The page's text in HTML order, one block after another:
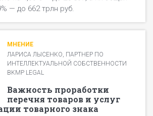
— до 662 трлн руб.
МНЕНИЕ
ЛАРИСА ЛЫСЕНКО, ПАРТНЕР ПО
ИНТЕЛЛЕКТУАЛЬНОЙ СОБСТВЕННОСТИ
BKMP LEGAL
Важность проработки
перечня товаров и услуг
товарного знака